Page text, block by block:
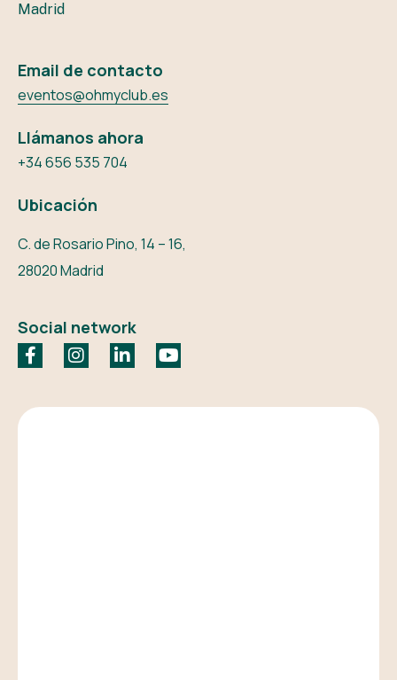
Madrid
Email de contacto
eventos@ohmyclub.es
Llámanos ahora
+34 656 535 704
Ubicación
C. de Rosario Pino, 14 – 16,
28020 Madrid
Social network